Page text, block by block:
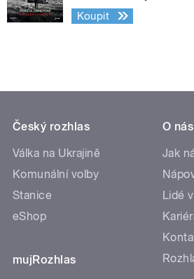
Koupit
Český rozhlas
Válka na Ukrajině
Komunální volby
Stanice
eShop
mujRozhlas
O nás
Jak
Lidé